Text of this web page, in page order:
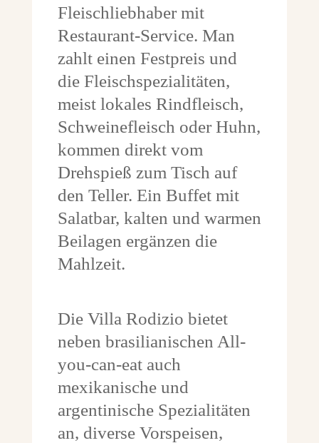
Fleischliebhaber mit
Restaurant-Service. Man
zahlt einen Festpreis und
die Fleischspezialitäten,
meist lokales Rindfleisch,
Schweinefleisch oder Huhn,
kommen direkt vom
Drehspieß zum Tisch auf
den Teller. Ein Buffet mit
Salatbar, kalten und warmen
Beilagen ergänzen die
Mahlzeit.
Die Villa Rodizio bietet
neben brasilianischen All-
you-can-eat auch
mexikanische und
argentinische Spezialitäten
an, diverse Vorspeisen,